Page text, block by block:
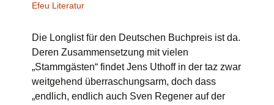
Efeu Literatur
Die Longlist für den Deutschen Buchpreis ist da.
Deren Zusammensetzung mit vielen
„Stammgästen“ findet Jens Uthoff in der taz zwar
weitgehend überraschungsarm, doch dass
„endlich, endlich auch Sven Regener auf der